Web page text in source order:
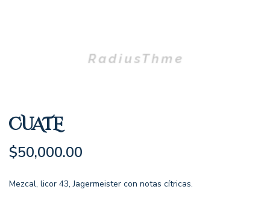
CUATE
$50,000.00
Mezcal, licor 43, Jagermeister con notas cítricas.